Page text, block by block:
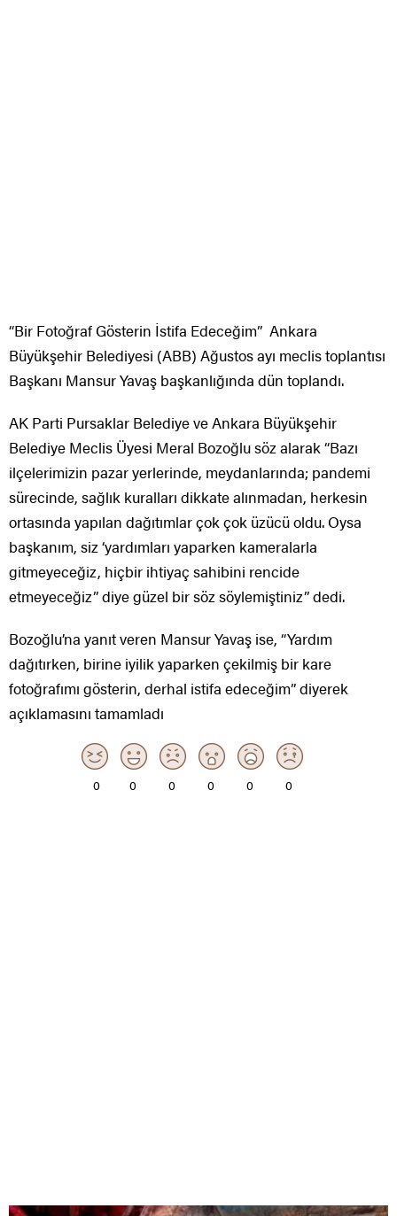
“Bir Fotoğraf Gösterin İstifa Edeceğim” Ankara
Büyükşehir Belediyesi (ABB) Ağustos ayı meclis toplantısı
Başkanı Mansur Yavaş başkanlığında dün toplandı.
AK Parti Pursaklar Belediye ve Ankara Büyükşehir
Belediye Meclis Üyesi Meral Bozoğlu söz alarak “Bazı
ilçelerimizin pazar yerlerinde, meydanlarında; pandemi
sürecinde, sağlık kuralları dikkate alınmadan, herkesin
ortasında yapılan dağıtımlar çok çok üzücü oldu. Oysa
başkanım, siz ‘yardımları yaparken kameralarla
gitmeyeceğiz, hiçbir ihtiyaç sahibini rencide
etmeyeceğiz” diye güzel bir söz söylemiştiniz” dedi.
Bozoğlu’na yanıt veren Mansur Yavaş ise, “Yardım
dağıtırken, birine iyilik yaparken çekilmiş bir kare
fotoğrafımı gösterin, derhal istifa edeceğim” diyerek
açıklamasını tamamladı
0 0 0 0 0 0